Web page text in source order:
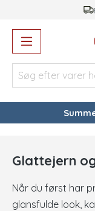
Fri
Glattejern
Når du først har
glansfulde look,